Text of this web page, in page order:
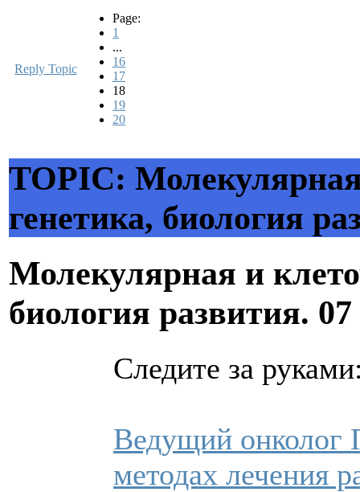
Reply Topic
Page:
1
...
16
17
18
19
20
TOPIC:
генетика, биология
Молекулярная и
биология развития.
Следите за
Ведущий онколог
методах лечения